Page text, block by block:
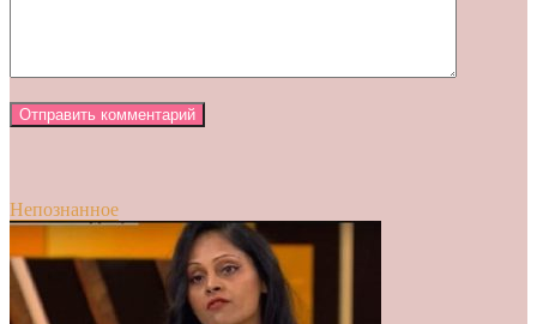
Непознанное